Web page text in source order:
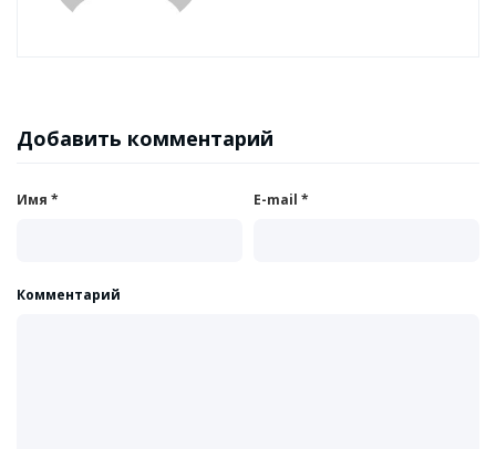
Добавить комментарий
Имя * E-mail *
Комментарий